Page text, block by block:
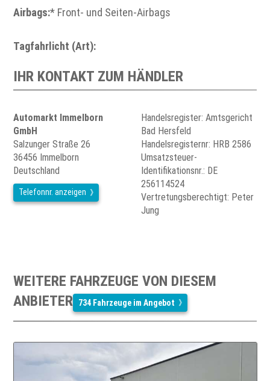
Airbags:* Front- und Seiten-Airbags
Tagfahrlicht (Art):
IHR KONTAKT ZUM HÄNDLER
Automarkt Immelborn
GmbH
Salzunger Straße 26
36456 Immelborn
Deutschland
Telefonnr. anzeigen
Handelsregister: Amtsgericht
Bad Hersfeld
Handelsregisternr: HRB 2586
Umsatzsteuer-
Identifikationsnr.: DE
256114524
Vertretungsberechtigt: Peter
Jung
WEITERE FAHRZEUGE VON DIESEM
ANBIETER 734 Fahrzeuge im Angebot